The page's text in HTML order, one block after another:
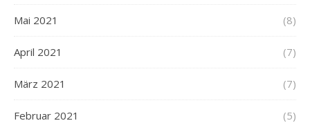
Mai 2021 (8)
April 2021 (7)
März 2021 (7)
Februar 2021 (5)